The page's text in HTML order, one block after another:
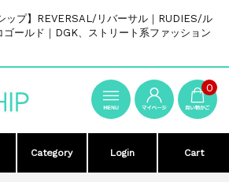
ップ】REVERSAL/リバーサル｜RUDIES/ル
ールド｜DGK、ストリート系ファッション
0
Category Login Cart